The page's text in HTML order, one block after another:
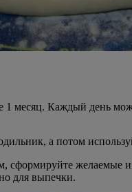
1 месяц. Каждый день
а потом
сформируйте желаемые
для выпечки.